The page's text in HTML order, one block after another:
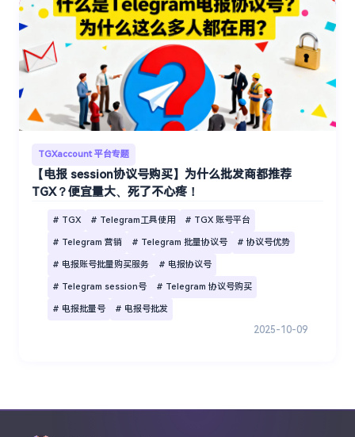
TGXaccount 平台专题
【电报 session协议号购买】为什么批发商都推荐
TGX？便宜量大、死了不心疼！
# TGX # Telegram工具使用 # TGX 账号平台
# Telegram 营销 # Telegram 批量协议号 # 协议号优势
# 电报账号批量购买服务 # 电报协议号
# Telegram session号 # Telegram 协议号购买
# 电报批量号 # 电报号批发
2025-10-09